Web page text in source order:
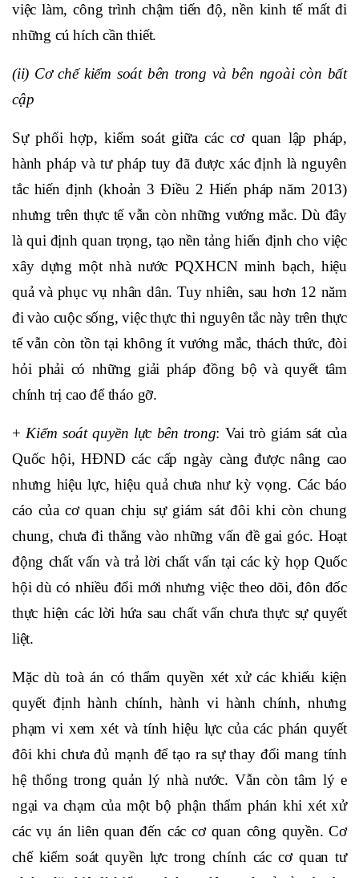
việc làm, công trình chậm tiến độ, nền kinh tế mất đi
những cú hích cần thiết.
(ii) Cơ chế kiểm soát bên trong và bên ngoài còn bất
cập
Sự phối hợp, kiểm soát giữa các cơ quan lập pháp,
hành pháp và tư pháp tuy đã được xác định là nguyên
tắc hiến định (khoản 3 Điều 2 Hiến pháp năm 2013)
nhưng trên thực tế vẫn còn những vướng mắc. Dù đây
là qui định quan trọng, tạo nền tảng hiến định cho việc
xây dựng một nhà nước PQXHCN minh bạch, hiệu
quả và phục vụ nhân dân. Tuy nhiên, sau hơn 12 năm
đi vào cuộc sống, việc thực thi nguyên tắc này trên thực
tế vẫn còn tồn tại không ít vướng mắc, thách thức, đòi
hỏi phải có những giải pháp đồng bộ và quyết tâm
chính trị cao để tháo gỡ.
+Kiểm soát quyền lực bên trong: Vai trò giám sát của
Quốc hội, HĐND các cấp ngày càng được nâng cao
nhưng hiệu lực, hiệu quả chưa như kỳ vọng. Các báo
cáo của cơ quan chịu sự giám sát đôi khi còn chung
chung, chưa đi thẳng vào những vấn đề gai góc. Hoạt
động chất vấn và trả lời chất vấn tại các kỳ họp Quốc
hội dù có nhiều đổi mới nhưng việc theo dõi, đôn đốc
thực hiện các lời hứa sau chất vấn chưa thực sự quyết
liệt.
Mặc dù toà án có thẩm quyền xét xử các khiếu kiện
quyết định hành chính, hành vi hành chính, nhưng
phạm vi xem xét và tính hiệu lực của các phán quyết
đôi khi chưa đủ mạnh để tạo ra sự thay đổi mang tính
hệ thống trong quản lý nhà nước. Vẫn còn tâm lý e
ngại va chạm của một bộ phận thẩm phán khi xét xử
các vụ án liên quan đến các cơ quan công quyền. Cơ
chế kiểm soát quyền lực trong chính các cơ quan tư